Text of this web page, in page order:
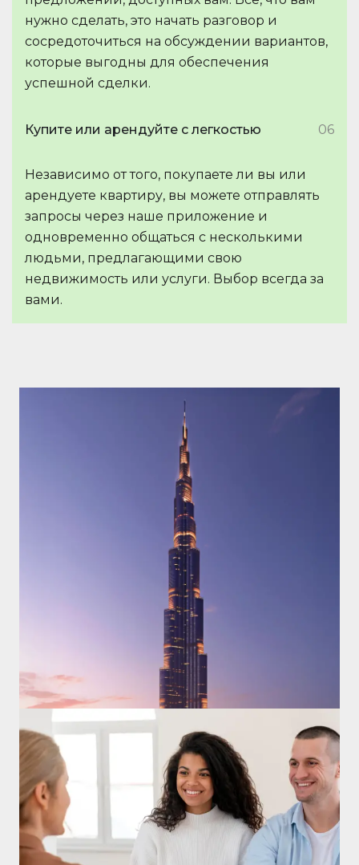
нужно сделать, это начать разговор и
сосредоточиться на обсуждении вариантов,
которые выгодны для обеспечения
успешной сделки.
Купите или арендуйте с легкостью 06
Независимо от того, покупаете ли вы или
арендуете квартиру, вы можете отправлять
запросы через наше приложение и
одновременно общаться с несколькими
людьми, предлагающими свою
недвижимость или услуги. Выбор всегда за
вами.